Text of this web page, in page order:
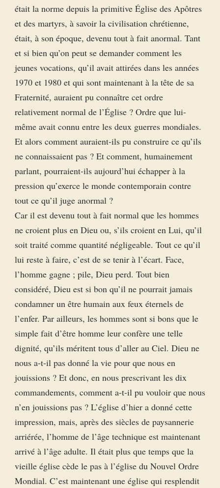
était la norme depuis la primitive Église des Apôtres
et des martyrs, à savoir la civilisation chrétienne,
était, à son époque, devenu tout à fait anormal. Tant
et si bien qu’on peut se demander comment les
jeunes vocations, qu’il avait attirées dans les années
1970 et 1980 et qui sont maintenant à la tête de sa
Fraternité, auraient pu connaître cet ordre
relativement normal de l’Église ? Ordre que lui-
même avait connu entre les deux guerres mondiales.
Et alors comment auraient-ils pu construire ce qu’ils
ne connaissaient pas ? Et comment, humainement
parlant, pourraient-ils aujourd’hui échapper à la
pression qu’exerce le monde contemporain contre
tout ce qu’il juge anormal ?
Car il est devenu tout à fait normal que les hommes
ne croient plus en Dieu ou, s’ils croient en Lui, qu’il
soit traité comme quantité négligeable. Tout ce qu’il
lui reste à faire, c’est de se tenir à l’écart. Face,
l’homme gagne ; pile, Dieu perd. Tout bien
considéré, Dieu est si bon qu’il ne pourrait jamais
condamner un être humain aux feux éternels de
l’enfer. Par ailleurs, les hommes sont si bons que le
simple fait d’être homme leur confère une telle
dignité, qu’ils méritent tous d’aller au Ciel. Dieu ne
nous a-t-il pas donné la vie pour que nous en
jouissions ? Et donc, en nous prescrivant les dix
commandements, comment a-t-il pu vouloir que nous
n’en jouissions pas ? L’église d’hier a donné cette
impression, mais, après des siècles de paysannerie
arriérée, l’homme de l’âge technique est maintenant
arrivé à l’âge adulte. Il était plus que temps que la
vieille église cède le pas à l’église du Nouvel Ordre
Mondial. C’est maintenant une église qui resplendit